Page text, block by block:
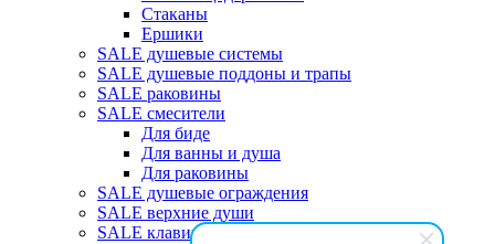
Стаканы
Ершики
SALE душевые системы
SALE душевые поддоны и трапы
SALE раковины
SALE смесители
Для биде
Для ванны и душа
Для раковины
SALE душевые ограждения
SALE верхние души
SALE клавиши